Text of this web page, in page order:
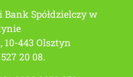
Spółdzielczy w
10-443 Olsztyn
20 08.